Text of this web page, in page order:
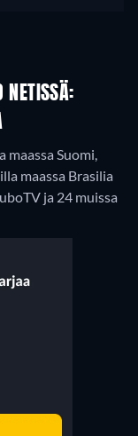
NETISSÄ:
Suomi,
maassa Brasilia
ja 24 muissa